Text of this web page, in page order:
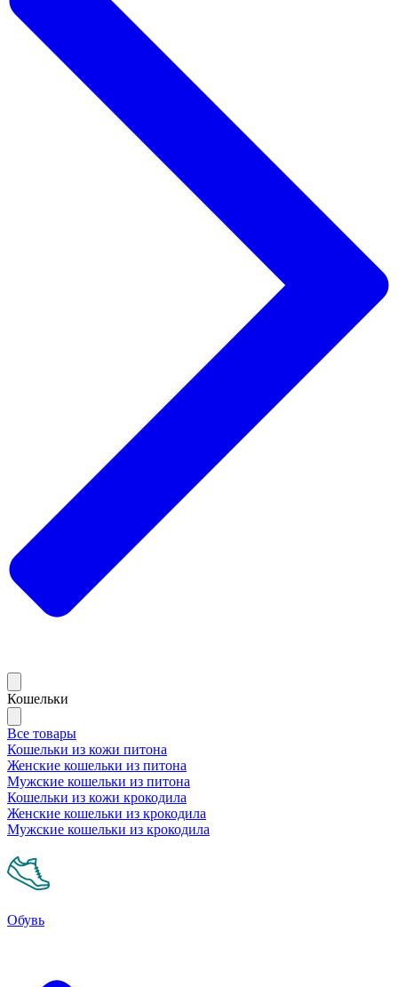
Кошельки
Все товары
Кошельки из кожи питона
Женские кошельки из питона
Мужские кошельки из питона
Кошельки из кожи крокодила
Женские кошельки из крокодила
Мужские кошельки из крокодила
Обувь